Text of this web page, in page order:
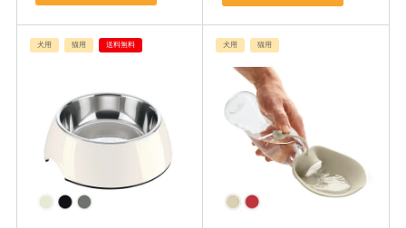
犬用 猫用 送料無料 犬用 猫用